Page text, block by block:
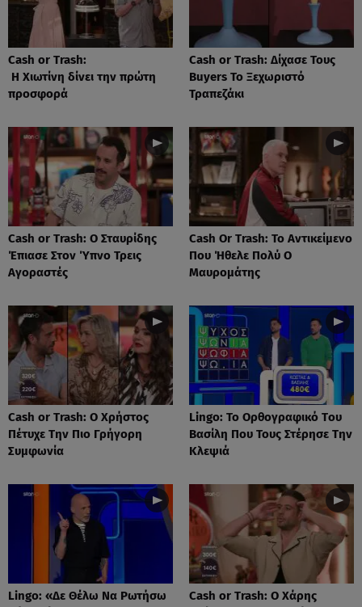
Cash or Trash:
Η Χιωτίνη δίνει την πρώτη
προσφορά
Cash or Trash: Δίχασε Τους
Buyers Το Ξεχωριστό
Τραπεζάκι
Cash or Trash: Ο Σταυρίδης
Έπιασε Στον Ύπνο Τρεις
Αγοραστές
Cash Or Trash: Το Αντικείμενο
Που Ήθελε Πολύ Ο
Μαυρομάτης
Cash or Trash: Ο Χρήστος
Πέτυχε Την Πιο Γρήγορη
Συμφωνία
Lingo: Το Oρθογραφικό Tου
Βασίλη Που Τους Στέρησε Την
Κλεψιά
Lingo: «Δε Θέλω Να Ρωτήσω
Cash or Trash: Ο Χάρης